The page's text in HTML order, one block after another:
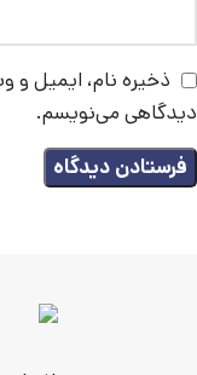
ذخیره نام، ایمیل و
دیدگاهی می‌نویسم.